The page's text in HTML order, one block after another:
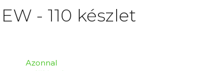
- 110 készlet
Azonnal